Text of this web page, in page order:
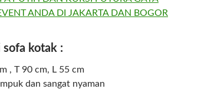
kotak :
, T 90 cm, L 55 cm
dan sangat nyaman